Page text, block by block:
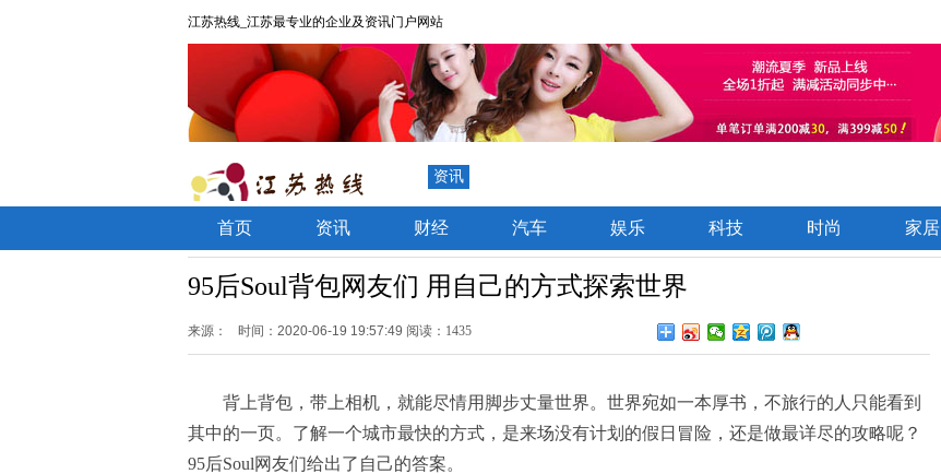
江苏热线_江苏最专业的企业及资讯门户网站
资讯
首页 资讯 财经 汽车 娱乐 科技 时尚 家居
95后Soul背包网友们 用自己的方式探索世界
来源： 时间：2020-06-19 19:57:49 阅读：1435
背上背包，带上相机，就能尽情用脚步丈量世界。世界宛如一本厚书，不旅行的人只能看到
其中的一页。了解一个城市最快的方式，是来场没有计划的假日冒险，还是做最详尽的攻略呢？
95后Soul网友们给出了自己的答案。